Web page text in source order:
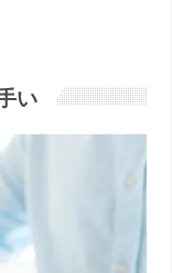
い